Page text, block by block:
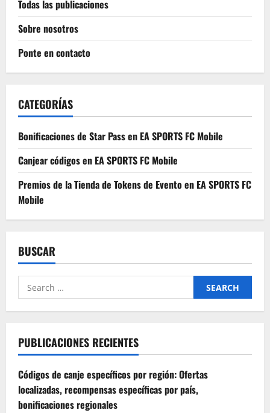
Todas las publicaciones
Sobre nosotros
Ponte en contacto
CATEGORÍAS
Bonificaciones de Star Pass en EA SPORTS FC Mobile
Canjear códigos en EA SPORTS FC Mobile
Premios de la Tienda de Tokens de Evento en EA SPORTS FC
Mobile
BUSCAR
Search
for:
PUBLICACIONES RECIENTES
Códigos de canje específicos por región: Ofertas
localizadas, recompensas específicas por país,
bonificaciones regionales